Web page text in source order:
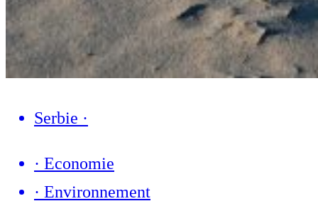
Serbie ·
· Economie
· Environnement